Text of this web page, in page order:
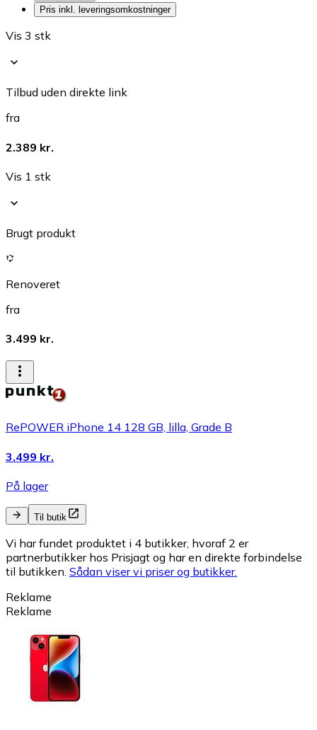
Pris inkl. leveringsomkostninger
Vis 3 stk
Tilbud uden direkte link
fra
2.389 kr.
Vis 1 stk
Brugt produkt
Renoveret
fra
3.499 kr.
RePOWER iPhone 14 128 GB, lilla, Grade B
3.499 kr.
På lager
Til butik
Vi har fundet produktet i 4 butikker, hvoraf 2 er
partnerbutikker hos Prisjagt og har en direkte forbindelse
til butikken. Sådan viser vi priser og butikker.
Reklame
Reklame